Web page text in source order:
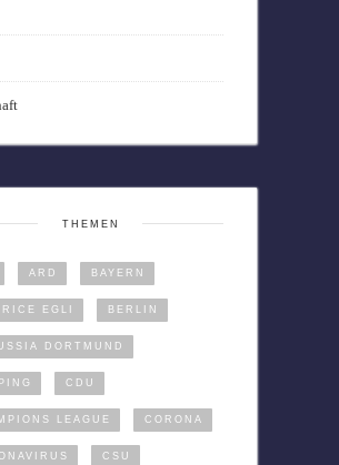
THEMEN
ARD BAYERN
EGLI BERLIN
DORTMUND
CDU
LEAGUE CORONA
CSU